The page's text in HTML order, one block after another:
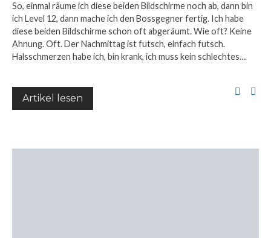
So, einmal räume ich diese beiden Bildschirme noch ab, dann bin
ich Level 12, dann mache ich den Bossgegner fertig. Ich habe
diese beiden Bildschirme schon oft abgeräumt. Wie oft? Keine
Ahnung. Oft. Der Nachmittag ist futsch, einfach futsch.
Halsschmerzen habe ich, bin krank, ich muss kein schlechtes…
Artikel lesen